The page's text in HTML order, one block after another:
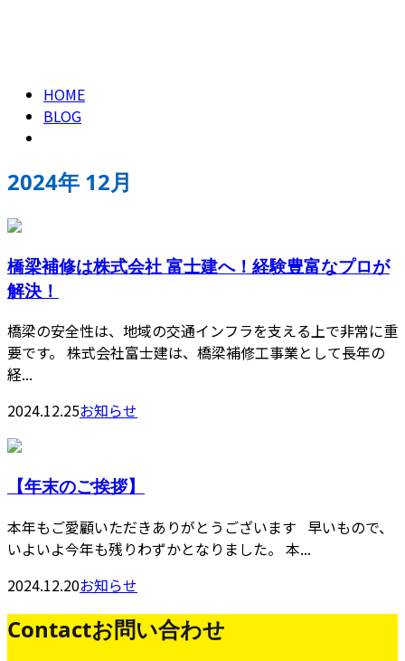
HOME
BLOG
2024年 12月
橋梁補修は株式会社 富士建へ！経験豊富なプロが
解決！
橋梁の安全性は、地域の交通インフラを支える上で非常に重
要です。 株式会社富士建は、橋梁補修工事業として長年の
経...
2024.12.25お知らせ
【年末のご挨拶】
本年もご愛顧いただきありがとうございます 早いもので、
いよいよ今年も残りわずかとなりました。 本...
2024.12.20お知らせ
Contactお問い合わせ